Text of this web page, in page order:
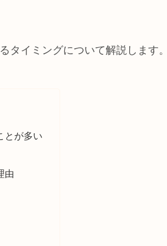
タイミングについて解説します。
とが多い
由